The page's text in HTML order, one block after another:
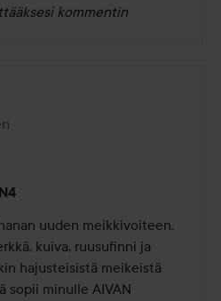
kommentin
vuotta sitten
uuden meikkivoiteen.
kuiva, ruusufinni ja
hajusteisistä meikeistä
sopii minulle AIVAN